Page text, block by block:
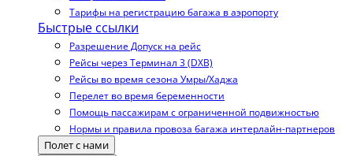
Тарифы на регистрацию багажа в аэропорту
Быстрые ссылки
Разрешение Допуск на рейс
Рейсы через Терминал 3 (DXB)
Рейсы во время сезона Умры/Хаджа
Перелет во время беременности
Помощь пассажирам с ограниченной подвижностью
Нормы и правила провоза багажа интерлайн-партнеров
Полет с нами